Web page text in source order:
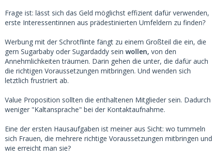
Frage ist: lässt sich das Geld möglichst effizient dafür verwenden,
erste Interessentinnen aus prädestinierten Umfeldern zu finden?
Werbung mit der Schrotflinte fängt zu einem Großteil die ein, die
gern Sugarbaby oder Sugardaddy sein wollen, von den
Annehmlichkeiten träumen. Darin gehen die unter, die dafür auch
die richtigen Voraussetzungen mitbringen. Und wenden sich
letztlich frustriert ab.
Value Proposition sollten die enthaltenen Mitglieder sein. Dadurch
weniger "Kaltansprache" bei der Kontaktaufnahme.
Eine der ersten Hausaufgaben ist meiner aus Sicht: wo tummeln
sich Frauen, die mehrere richtige Voraussetzungen mitbringen und
wie erreicht man sie?